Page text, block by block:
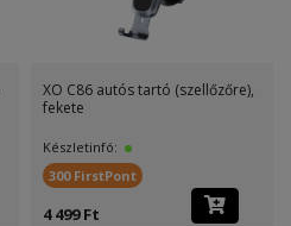
XO C86 autós tartó (szellőzőre),
fekete
Készletinfó:
300 FirstPont
4 499 Ft